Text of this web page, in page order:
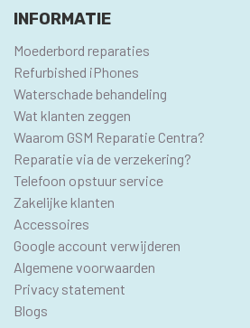
INFORMATIE
Moederbord reparaties
Refurbished iPhones
Waterschade behandeling
Wat klanten zeggen
Waarom GSM Reparatie Centra?
Reparatie via de verzekering?
Telefoon opstuur service
Zakelijke klanten
Accessoires
Google account verwijderen
Algemene voorwaarden
Privacy statement
Blogs